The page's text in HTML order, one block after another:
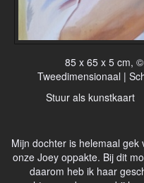
85 x 65 x 5 cm,
Tweedimensionaal |
Stuur als kunstkaart
Mijn dochter is helemaal
onze Joey oppakte. Bij dit
daarom heb ik haar